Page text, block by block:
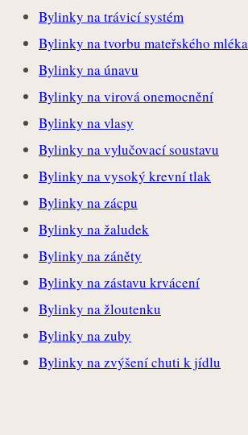
Bylinky na trávicí systém
Bylinky na tvorbu mateřského mléka
Bylinky na únavu
Bylinky na virová onemocnění
Bylinky na vlasy
Bylinky na vylučovací soustavu
Bylinky na vysoký krevní tlak
Bylinky na zácpu
Bylinky na žaludek
Bylinky na záněty
Bylinky na zástavu krvácení
Bylinky na žloutenku
Bylinky na zuby
Bylinky na zvýšení chuti k jídlu